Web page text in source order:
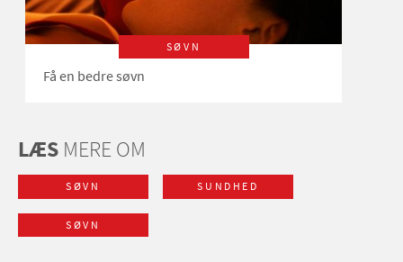
SØVN
Få en bedre søvn
LÆS MERE OM
SØVN SUNDHED
SØVN